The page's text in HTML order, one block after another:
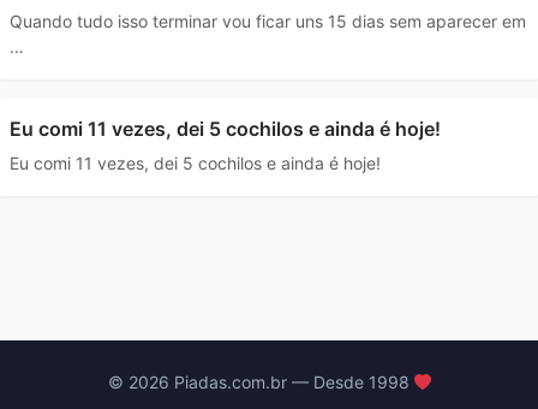
Quando tudo isso terminar vou ficar uns 15 dias sem aparecer em
…
Eu comi 11 vezes, dei 5 cochilos e ainda é hoje!
Eu comi 11 vezes, dei 5 cochilos e ainda é hoje!
© 2026 Piadas.com.br — Desde 1998